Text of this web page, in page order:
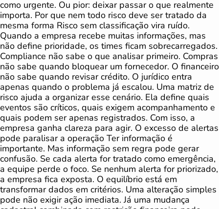
como urgente. Ou pior: deixar passar o que realmente
importa. Por que nem todo risco deve ser tratado da
mesma forma Risco sem classificação vira ruído.
Quando a empresa recebe muitas informações, mas
não define prioridade, os times ficam sobrecarregados.
Compliance não sabe o que analisar primeiro. Compras
não sabe quando bloquear um fornecedor. O financeiro
não sabe quando revisar crédito. O jurídico entra
apenas quando o problema já escalou. Uma matriz de
risco ajuda a organizar esse cenário. Ela define quais
eventos são críticos, quais exigem acompanhamento e
quais podem ser apenas registrados. Com isso, a
empresa ganha clareza para agir. O excesso de alertas
pode paralisar a operação Ter informação é
importante. Mas informação sem regra pode gerar
confusão. Se cada alerta for tratado como emergência,
a equipe perde o foco. Se nenhum alerta for priorizado,
a empresa fica exposta. O equilíbrio está em
transformar dados em critérios. Uma alteração simples
pode não exigir ação imediata. Já uma mudança